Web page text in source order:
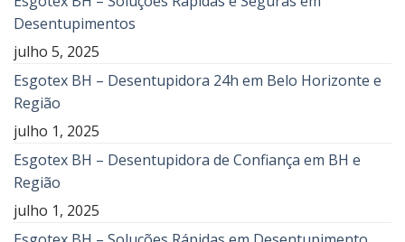
Desentupimentos
julho 5, 2025
Esgotex BH – Desentupidora 24h em Belo Horizonte e
Região
julho 1, 2025
Esgotex BH – Desentupidora de Confiança em BH e
Região
julho 1, 2025